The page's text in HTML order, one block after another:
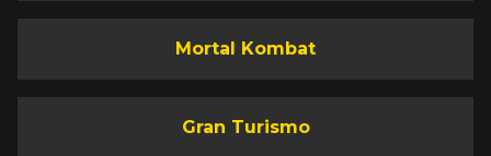
Mortal Kombat
Gran Turismo